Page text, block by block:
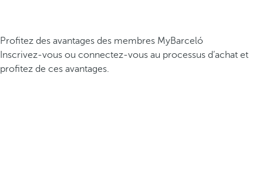
Profitez des avantages des membres MyBarceló
Inscrivez-vous ou connectez-vous au processus d’achat et
profitez de ces avantages.